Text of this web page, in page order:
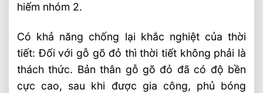
hiếm nhóm 2.
Có khả năng chống lại khắc nghiệt của thời
tiết: Đối với gỗ gõ đỏ thì thời tiết không phải là
thách thức. Bản thân gỗ gõ đỏ đã có độ bền
cực cao, sau khi được gia công, phủ bóng